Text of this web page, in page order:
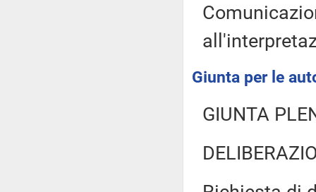
Giunta per le
GIUNTA